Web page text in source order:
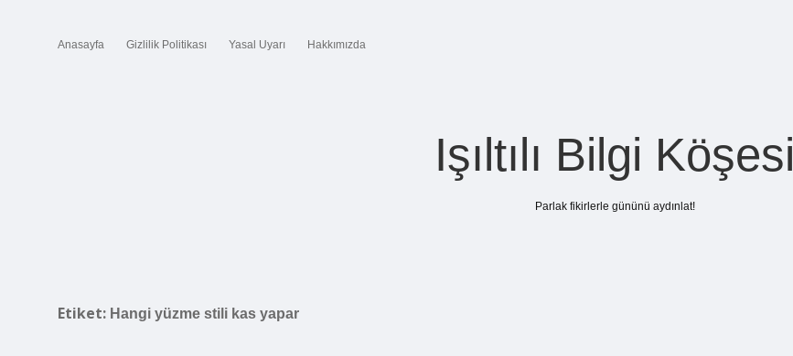
Anasayfa Gizlilik Politikası Yasal Uyarı Hakkımızda
Işıltılı Bilgi Köşesi
Parlak fikirlerle gününü aydınlat!
Etiket: Hangi yüzme stili kas yapar